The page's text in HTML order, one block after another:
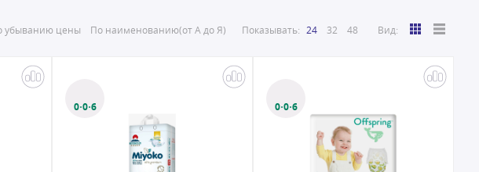
убыванию цены По наименованию(от А до Я) Показывать: 24 32 48 Вид:
0·0·6 0·0·6